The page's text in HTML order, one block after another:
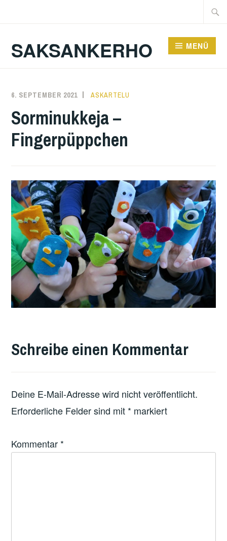
Suche
SAKSANKERHO MENÜ
6. SEPTEMBER 2021 KAREN
ASKARTELU
Sorminukkeja –
Fingerpüppchen
Schreibe einen Kommentar
Deine E-Mail-Adresse wird nicht veröffentlicht.
Erforderliche Felder sind mit * markiert
Kommentar *